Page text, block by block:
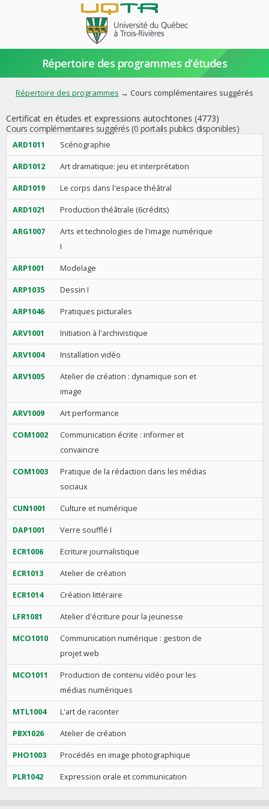
Répertoire des programmes d'études
Répertoire des programmes → Cours complémentaires suggérés
Certificat en études et expressions autochtones (4773)
Cours complémentaires suggérés (0 portails publics disponibles)
ARD1011 Scénographie
ARD1012 Art dramatique: jeu et interprétation
ARD1019 Le corps dans l'espace théâtral
ARD1021 Production théâtrale (6crédits)
ARG1007
Arts et technologies de l'image numérique
I
ARP1001 Modelage
ARP1035 Dessin I
ARP1046 Pratiques picturales
ARV1001 Initiation à l'archivistique
ARV1004 Installation vidéo
ARV1005
Atelier de création : dynamique son et
image
ARV1009 Art performance
COM1002
Communication écrite : informer et
convaincre
COM1003
Pratique de la rédaction dans les médias
sociaux
CUN1001 Culture et numérique
DAP1001 Verre soufflé I
ECR1006 Ecriture journalistique
ECR1013 Atelier de création
ECR1014 Création littéraire
LFR1081 Atelier d'écriture pour la jeunesse
MCO1010
Communication numérique : gestion de
projet web
MCO1011
Production de contenu vidéo pour les
médias numériques
MTL1004 L'art de raconter
PBX1026 Atelier de création
PHO1003 Procédés en image photographique
PLR1042 Expression orale et communication